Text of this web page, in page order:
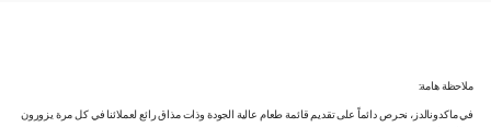
ملاحظة هامة:
في ماكدونالدز، نحرص دائماً على تقديم قائمة طعام عالية الجودة وذات مذاق رائع لعملائنا في كل مرة يزورون